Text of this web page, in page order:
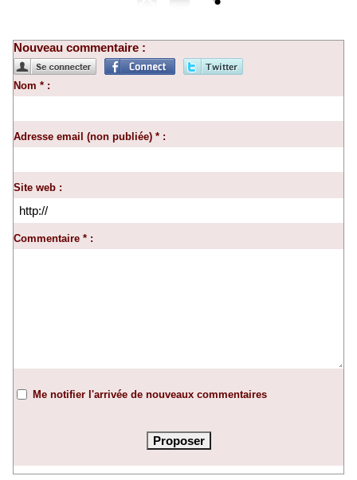
Nouveau commentaire :
Nom * :
Adresse email (non publiée) * :
Site web :
Commentaire * :
Me notifier l'arrivée de nouveaux commentaires